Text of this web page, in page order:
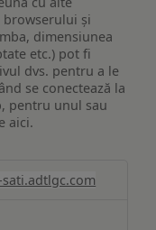
și
dimensiunea
etc.) pot fi
dvs. pentru a le
se conectează la
pentru unul sau
aici.